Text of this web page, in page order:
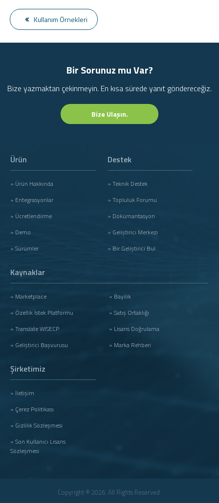
Kullanım Örnekleri
Bir Sorunuz mu Var?
Bize yazmaktan çekinmeyin. En kısa sürede yanıt göndereceğiz.
Bize Ulaşın.
Ürün
» Ürün Hakkında
» Entegrasyonlar
» Ücretlendirme
» Demo
» Sürümler
Destek
» Teknik Destek
» Topluluk Forumu
» Dökümantasyon
» Geliştirici Merkezi
» Bir Geliştirici Bul
Kaynaklar
» Marketplace
» Özellik İstek Platformu
» Translate WISECP
» Geliştirici Başvurusu
» Bayilik
» Satış Ortaklığı
» Lisans Doğrulama
» Marka Rehberi
Şirketimiz
» İletişim
» Çerez Politikası
» Gizlilik Sözleşmesi
» Son Kullanıcı Lisans
Sözleşmesi
Copyright © 2026. All Rights Reserved.